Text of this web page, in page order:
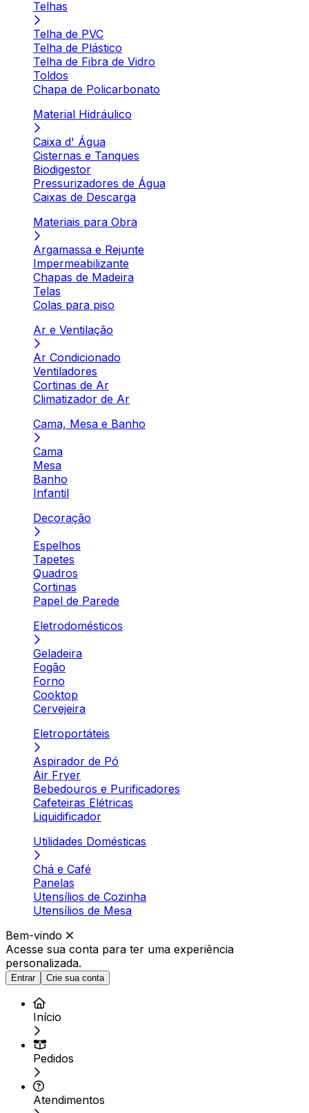
Telhas
Telha de PVC
Telha de Plástico
Telha de Fibra de Vidro
Toldos
Chapa de Policarbonato
Material Hidráulico
Caixa d' Água
Cisternas e Tanques
Biodigestor
Pressurizadores de Água
Caixas de Descarga
Materiais para Obra
Argamassa e Rejunte
Impermeabilizante
Chapas de Madeira
Telas
Colas para piso
Ar e Ventilação
Ar Condicionado
Ventiladores
Cortinas de Ar
Climatizador de Ar
Cama, Mesa e Banho
Cama
Mesa
Banho
Infantil
Decoração
Espelhos
Tapetes
Quadros
Cortinas
Papel de Parede
Eletrodomésticos
Geladeira
Fogão
Forno
Cooktop
Cervejeira
Eletroportáteis
Aspirador de Pó
Air Fryer
Bebedouros e Purificadores
Cafeteiras Elétricas
Liquidificador
Utilidades Domésticas
Chá e Café
Panelas
Utensílios de Cozinha
Utensílios de Mesa
Bem-vindo
Acesse sua conta para ter uma experiência
personalizada.
Entrar Crie sua conta
Início
Pedidos
Atendimentos